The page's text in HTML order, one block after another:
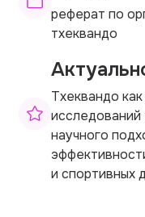
реферат по
тхеквандо
Тхеквандо
научного
и спортивных